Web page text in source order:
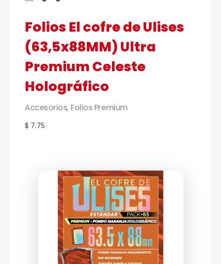
Folios El cofre de Ulises
(63,5x88MM) Ultra
Premium Celeste
Holográfico
$ 7.75
Accesorios, Folios Premium